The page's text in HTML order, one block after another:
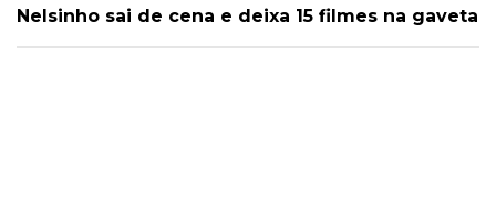
Nelsinho sai de cena e deixa 15 filmes na gaveta